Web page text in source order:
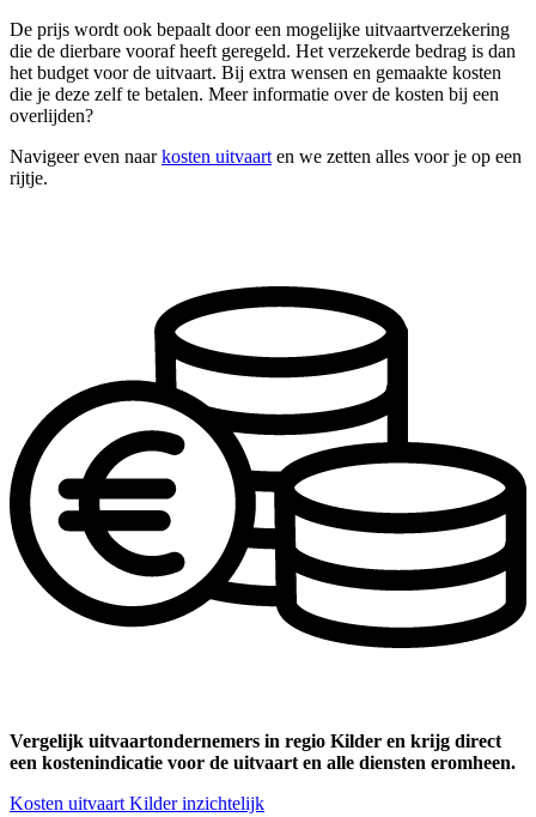
De prijs wordt ook bepaalt door een mogelijke uitvaartverzekering
die de dierbare vooraf heeft geregeld. Het verzekerde bedrag is dan
het budget voor de uitvaart. Bij extra wensen en gemaakte kosten
die je deze zelf te betalen. Meer informatie over de kosten bij een
overlijden?
Navigeer even naarkosten uitvaart en we zetten alles voor je op een
rijtje.
Vergelijk uitvaartondernemers in regio Kilder en krijg direct
een kostenindicatie voor de uitvaart en alle diensten eromheen.
Kosten uitvaart Kilder inzichtelijk